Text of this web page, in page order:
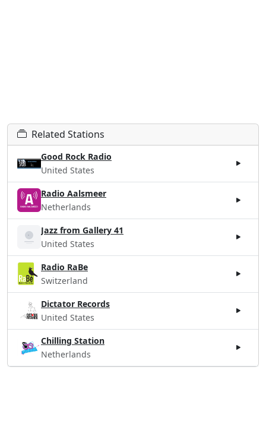
Related Stations
Good Rock Radio
United States
Radio Aalsmeer
Netherlands
Jazz from Gallery 41
United States
Radio RaBe
Switzerland
Dictator Records
United States
Chilling Station
Netherlands